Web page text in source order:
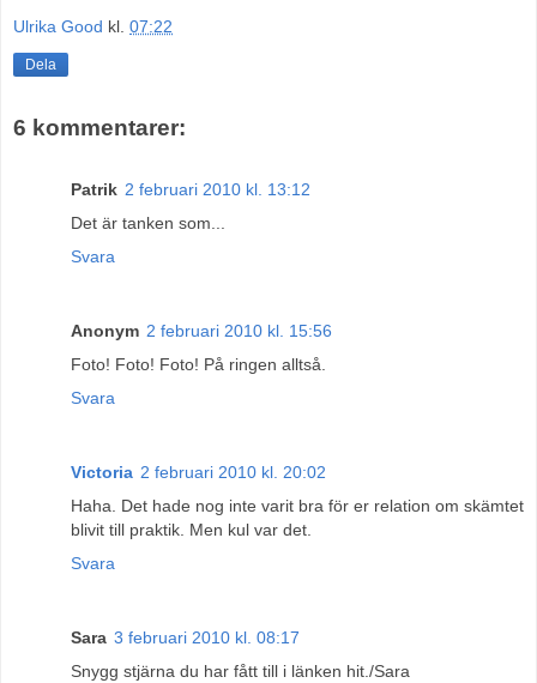
Ulrika Good kl. 07:22
Dela
6 kommentarer:
Patrik 2 februari 2010 kl. 13:12
Det är tanken som...
Svara
Anonym 2 februari 2010 kl. 15:56
Foto! Foto! Foto! På ringen alltså.
Svara
Victoria 2 februari 2010 kl. 20:02
Haha. Det hade nog inte varit bra för er relation om skämtet
blivit till praktik. Men kul var det.
Svara
Sara 3 februari 2010 kl. 08:17
Snygg stjärna du har fått till i länken hit./Sara